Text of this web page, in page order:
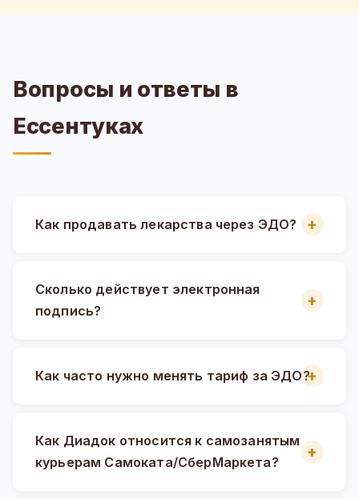
Вопросы и ответы в
Ессентуках
Как продавать лекарства через ЭДО?
Сколько действует электронная
подпись?
Как часто нужно менять тариф за ЭДО?
Как Диадок относится к самозанятым
курьерам Самоката/СберМаркета?